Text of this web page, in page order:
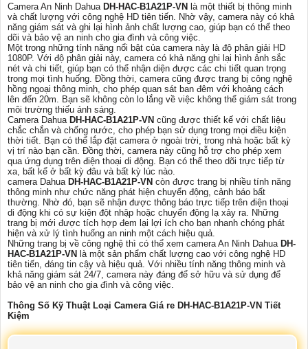
Camera An Ninh Dahua DH-HAC-B1A21P-VN là một thiết bị thông minh
và chất lượng với công nghệ HD tiên tiến. Nhờ vậy, camera này có khả
năng giám sát và ghi lại hình ảnh chất lượng cao, giúp bạn có thể theo
dõi và bảo vệ an ninh cho gia đình và công việc.
Một trong những tính năng nổi bật của camera này là độ phân giải HD
1080P. Với độ phân giải này, camera có khả năng ghi lại hình ảnh sắc
nét và chi tiết, giúp bạn có thể nhận diện được các chi tiết quan trọng
trong mọi tình huống. Đồng thời, camera cũng được trang bị công nghệ
hồng ngoại thông minh, cho phép quan sát ban đêm với khoảng cách
lên đến 20m. Bạn sẽ không còn lo lắng về việc không thể giám sát trong
môi trường thiếu ánh sáng.
Camera Dahua DH-HAC-B1A21P-VN cũng được thiết kế với chất liệu
chắc chắn và chống nước, cho phép bạn sử dụng trong mọi điều kiện
thời tiết. Bạn có thể lắp đặt camera ở ngoài trời, trong nhà hoặc bất kỳ
vị trí nào bạn cần. Đồng thời, camera này cũng hỗ trợ cho phép xem
qua ứng dụng trên điện thoại di động. Bạn có thể theo dõi trực tiếp từ
xa, bất kể ở bất kỳ đâu và bất kỳ lúc nào.
camera Dahua DH-HAC-B1A21P-VN còn được trang bị nhiều tính năng
thông minh như chức năng phát hiện chuyển động, cảnh báo bất
thường. Nhờ đó, bạn sẽ nhận được thông báo trực tiếp trên điện thoại
di động khi có sự kiện đột nhập hoặc chuyển động lạ xảy ra. Những
trang bị mới được tích hợp đem lại lợi ích cho bạn nhanh chóng phát
hiện và xử lý tình huống an ninh một cách hiệu quả.
Những trang bị về công nghệ thì có thể xem camera An Ninh Dahua DH-
HAC-B1A21P-VN là một sản phẩm chất lượng cao với công nghệ HD
tiên tiến, đáng tin cậy và hiệu quả. Với nhiều tính năng thông minh và
khả năng giám sát 24/7, camera này đáng để sở hữu và sử dụng để
bảo vệ an ninh cho gia đình và công việc.
Thông Số Kỹ Thuật Loại Camera Giá re DH-HAC-B1A21P-VN Tiết
Kiệm